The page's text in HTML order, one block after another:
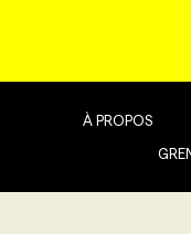
À PROPOS